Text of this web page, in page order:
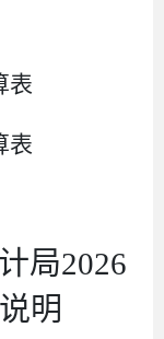
表
表
局2026
明